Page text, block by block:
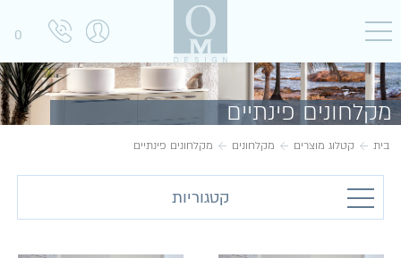
0
מקלחונים פינתיים
בית קטלוג מוצרים מקלחונים מקלחונים פינתיים
קטגוריות